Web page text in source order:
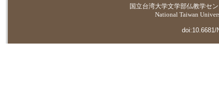
国立台湾大学文学部仏教学セ
National Taiwan
doi:10.6681/